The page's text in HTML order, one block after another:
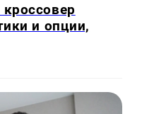
и опции,